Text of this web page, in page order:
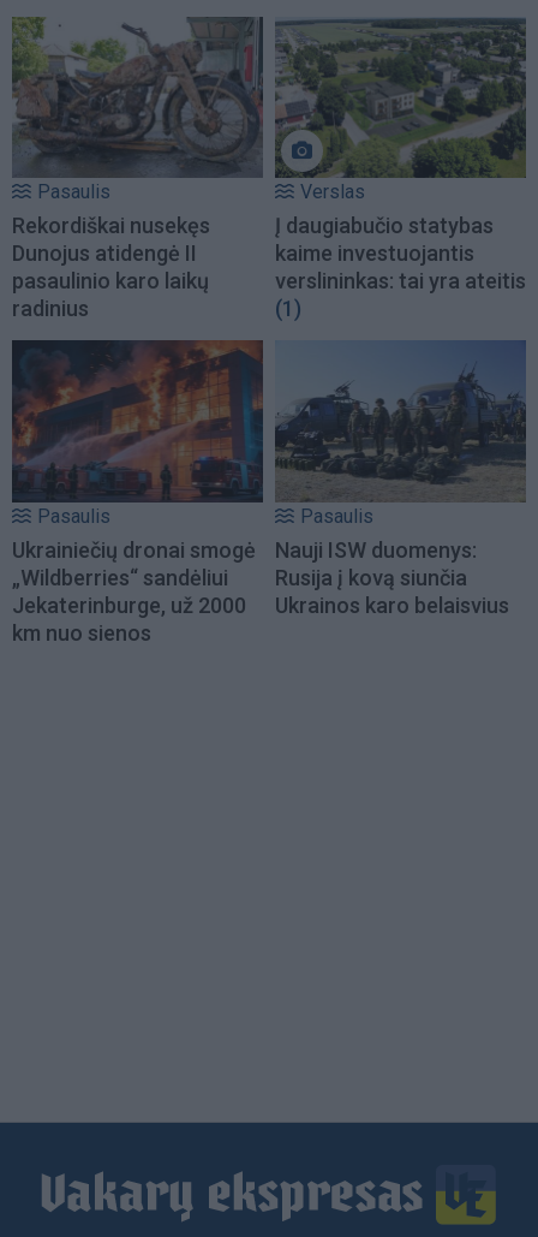
Pasaulis
Rekordiškai nusekęs
Dunojus atidengė II
pasaulinio karo laikų
radinius
Verslas
Į daugiabučio statybas
kaime investuojantis
verslininkas: tai yra ateitis
(1)
Pasaulis
Ukrainiečių dronai smogė
„Wildberries“ sandėliui
Jekaterinburge, už 2000
km nuo sienos
Pasaulis
Nauji ISW duomenys:
Rusija į kovą siunčia
Ukrainos karo belaisvius